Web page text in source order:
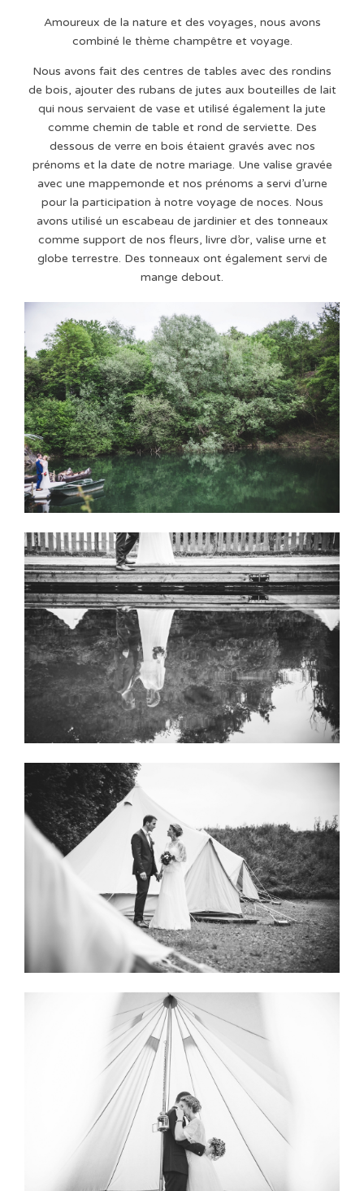
Amoureux de la nature et des voyages, nous avons
combiné le thème champêtre et voyage.
Nous avons fait des centres de tables avec des rondins
de bois, ajouter des rubans de jutes aux bouteilles de lait
qui nous servaient de vase et utilisé également la jute
comme chemin de table et rond de serviette. Des
dessous de verre en bois étaient gravés avec nos
prénoms et la date de notre mariage. Une valise gravée
avec une mappemonde et nos prénoms a servi d’urne
pour la participation à notre voyage de noces. Nous
avons utilisé un escabeau de jardinier et des tonneaux
comme support de nos fleurs, livre d’or, valise urne et
globe terrestre. Des tonneaux ont également servi de
mange debout.